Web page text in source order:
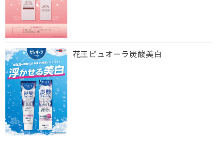
花王ピュオーラ炭酸美白